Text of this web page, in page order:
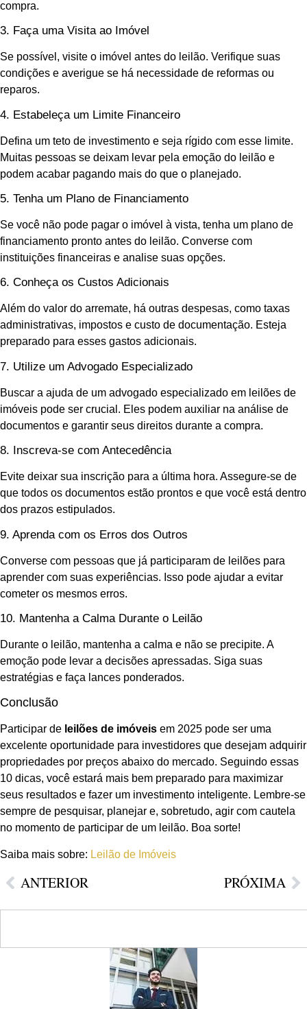
compra.
3. Faça uma Visita ao Imóvel
Se possível, visite o imóvel antes do leilão. Verifique suas
condições e averigue se há necessidade de reformas ou
reparos.
4. Estabeleça um Limite Financeiro
Defina um teto de investimento e seja rígido com esse limite.
Muitas pessoas se deixam levar pela emoção do leilão e
podem acabar pagando mais do que o planejado.
5. Tenha um Plano de Financiamento
Se você não pode pagar o imóvel à vista, tenha um plano de
financiamento pronto antes do leilão. Converse com
instituições financeiras e analise suas opções.
6. Conheça os Custos Adicionais
Além do valor do arremate, há outras despesas, como taxas
administrativas, impostos e custo de documentação. Esteja
preparado para esses gastos adicionais.
7. Utilize um Advogado Especializado
Buscar a ajuda de um advogado especializado em leilões de
imóveis pode ser crucial. Eles podem auxiliar na análise de
documentos e garantir seus direitos durante a compra.
8. Inscreva-se com Antecedência
Evite deixar sua inscrição para a última hora. Assegure-se de
que todos os documentos estão prontos e que você está dentro
dos prazos estipulados.
9. Aprenda com os Erros dos Outros
Converse com pessoas que já participaram de leilões para
aprender com suas experiências. Isso pode ajudar a evitar
cometer os mesmos erros.
10. Mantenha a Calma Durante o Leilão
Durante o leilão, mantenha a calma e não se precipite. A
emoção pode levar a decisões apressadas. Siga suas
estratégias e faça lances ponderados.
Conclusão
Participar de leilões de imóveis em 2025 pode ser uma
excelente oportunidade para investidores que desejam adquirir
propriedades por preços abaixo do mercado. Seguindo essas
10 dicas, você estará mais bem preparado para maximizar
seus resultados e fazer um investimento inteligente. Lembre-se
sempre de pesquisar, planejar e, sobretudo, agir com cautela
no momento de participar de um leilão. Boa sorte!
Saiba mais sobre: Leilão de Imóveis
ANTERIOR PRÓXIMA